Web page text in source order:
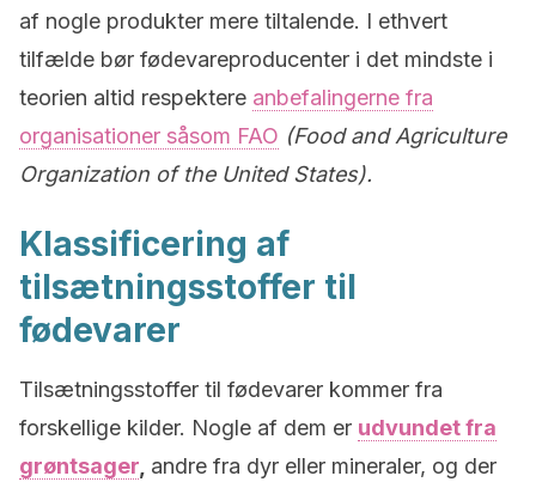
af nogle produkter mere tiltalende. I ethvert
tilfælde bør fødevareproducenter i det mindste i
teorien altid respektere anbefalingerne fra
organisationer såsom FAO (Food and Agriculture
Organization of the United States).
Klassificering af
tilsætningsstoffer til
fødevarer
Tilsætningsstoffer til fødevarer kommer fra
forskellige kilder. Nogle af dem er udvundet fra
grøntsager andre fra dyr eller mineraler, og der